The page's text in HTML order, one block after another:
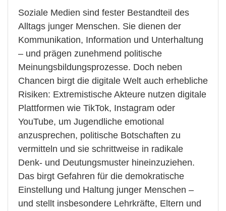
Soziale Medien sind fester Bestandteil des
Alltags junger Menschen. Sie dienen der
Kommunikation, Information und Unterhaltung
– und prägen zunehmend politische
Meinungsbildungsprozesse. Doch neben
Chancen birgt die digitale Welt auch erhebliche
Risiken: Extremistische Akteure nutzen digitale
Plattformen wie TikTok, Instagram oder
YouTube, um Jugendliche emotional
anzusprechen, politische Botschaften zu
vermitteln und sie schrittweise in radikale
Denk- und Deutungsmuster hineinzuziehen.
Das birgt Gefahren für die demokratische
Einstellung und Haltung junger Menschen –
und stellt insbesondere Lehrkräfte, Eltern und